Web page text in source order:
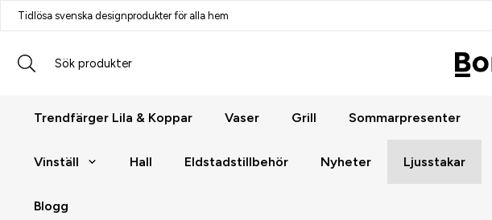
Tidlösa svenska designprodukter för alla hem
Trendfärger Lila & Koppar Vaser Grill Sommarpresenter
Vinställ Hall Eldstadstillbehör Nyheter Ljusstakar
Blogg